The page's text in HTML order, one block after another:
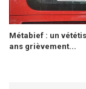
Métabief : un
ans grièvement...